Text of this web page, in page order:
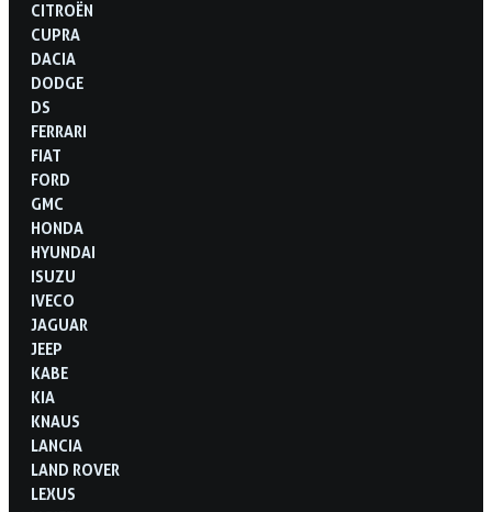
CITROËN
CUPRA
DACIA
DODGE
DS
FERRARI
FIAT
FORD
GMC
HONDA
HYUNDAI
ISUZU
IVECO
JAGUAR
JEEP
KABE
KIA
KNAUS
LANCIA
LAND ROVER
LEXUS